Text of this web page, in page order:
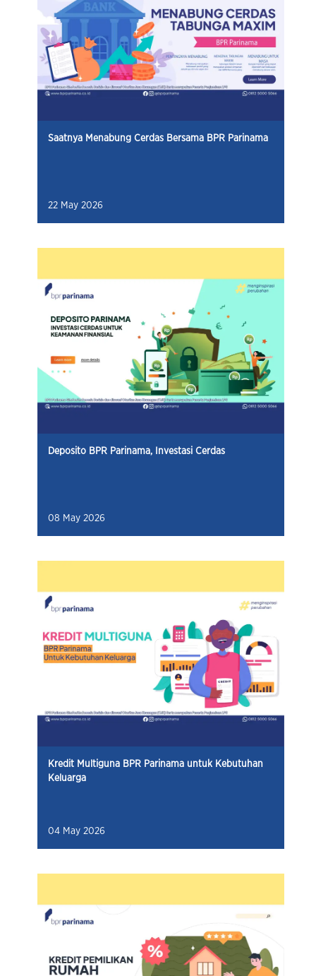
Saatnya Menabung Cerdas Bersama BPR Parinama
22 May 2026
Deposito BPR Parinama, Investasi Cerdas
08 May 2026
Kredit Multiguna BPR Parinama untuk Kebutuhan
Keluarga
04 May 2026